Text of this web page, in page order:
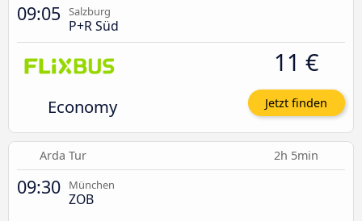
09:05 Salzburg
P+R Süd
Economy
11 €
Jetzt finden
Arda Tur 2h 5min
09:30 München
ZOB